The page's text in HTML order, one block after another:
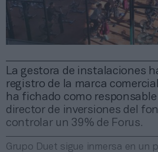
La gestora de instalaciones
registro de la marca
ha fichado como
director de inversiones del
controlar un 39% de Forus.
Grupo Duet sigue inmersa en un